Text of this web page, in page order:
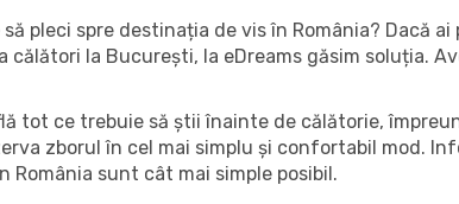
pleci spre destinația de vis în România? Dacă
călători la București, la eDreams găsim soluția.
tot ce trebuie să știi înainte de călătorie,
zborul în cel mai simplu și confortabil mod.
România sunt cât mai simple posibil.